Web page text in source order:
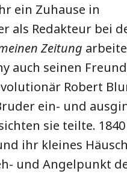
ein Zuhause in
als Redakteur bei
Zeitung
auch seinen Freund
Robert
ein- und
sie teilte. 1840
ihr kleines
und Angelpunkt